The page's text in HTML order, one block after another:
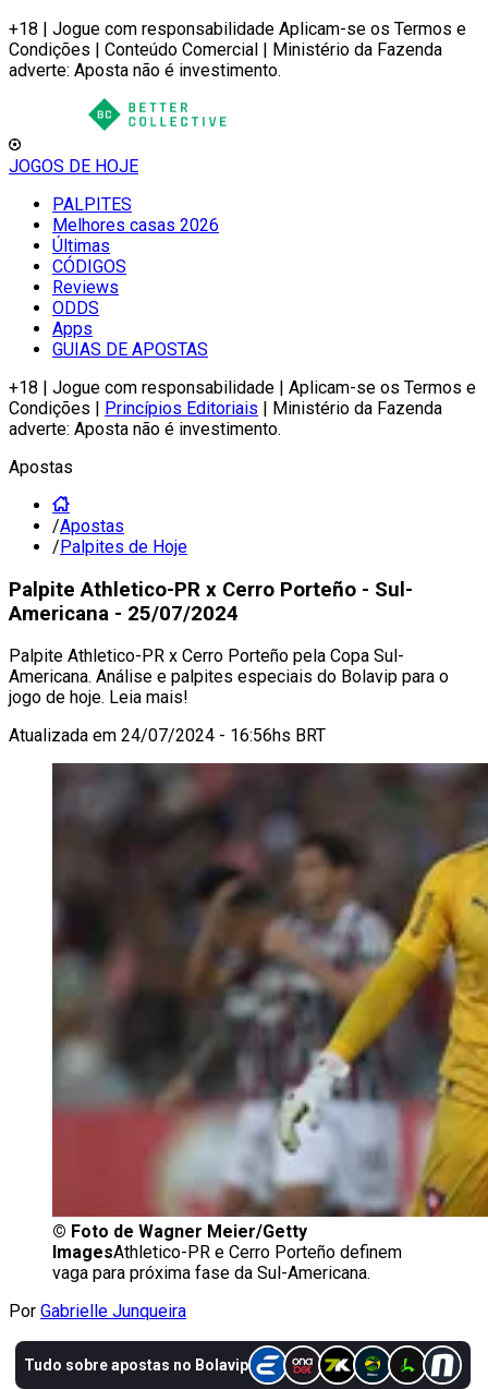
+18 | Jogue com responsabilidade Aplicam-se os Termos e
Condições | Conteúdo Comercial | Ministério da Fazenda
adverte: Aposta não é investimento.
JOGOS DE HOJE
PALPITES
Melhores casas 2026
Últimas
CÓDIGOS
Reviews
ODDS
Apps
GUIAS DE APOSTAS
+18 | Jogue com responsabilidade | Aplicam-se os Termos e
Condições | Princípios Editoriais | Ministério da Fazenda
adverte: Aposta não é investimento.
Apostas
/Apostas
/Palpites de Hoje
Palpite Athletico-PR x Cerro Porteño - Sul-
Americana - 25/07/2024
Palpite Athletico-PR x Cerro Porteño pela Copa Sul-
Americana. Análise e palpites especiais do Bolavip para o
jogo de hoje. Leia mais!
Atualizada em 24/07/2024 - 16:56hs BRT
© Foto de Wagner Meier/Getty
ImagesAthletico-PR e Cerro Porteño definem
vaga para próxima fase da Sul-Americana.
Por Gabrielle Junqueira